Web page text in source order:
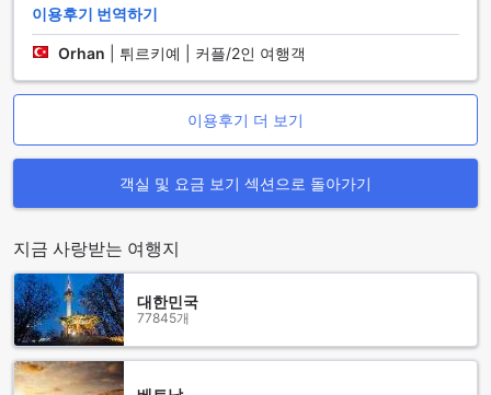
또한, 매일 제공되는 하우스키핑 서비스는 고객님의 쾌적한 숙
박을 위해 철저하게 관리됩니다. 청결하고 아늑한 환경에서 식
사를 즐기실 수 있도록, 매일매일 깔끔하게 정돈된 객실에서 편
안한 식사 시간을 만끽할 수 있습니다. 사르디니아 호텔은 고객
님께 최상의 편안함과 맛있는 음식을 제공하기 위해 항상 노력
사르디니아 오텔의 다양한 객실 선택으로 완벽한 숙박 경험을 누
객실 유형을 제공합니다. 정원 전망이 보이는 더블룸은 아늑한
17평방미터 공간에 퀸사이즈 침대를 갖추고 있어 편안한 휴식
을 선사합니다. 가족단위 여행객을 위해 마련된 가족실은 19평
방미터의 넉넉한 공간에 싱글 또는 퀸사이즈 침대를 배치하여
소중한 가족과 함께하는 시간을 더욱 특별하게 만들어줍니다.
또한, 부분 바다 전망이 있는 디럭스 트리플룸은 22평방미터의
크기로, 싱글 또는 퀸사이즈 침대 또는 세 개의 싱글 침대를 선
이용후기 번역하기
Orhan 튀르키예 | 커플/2인 여행객
이용후기 더 보기
객실 및 요금 보기 섹션으로 돌아가기
지금 사랑받는 여행지
대한민국
77845개